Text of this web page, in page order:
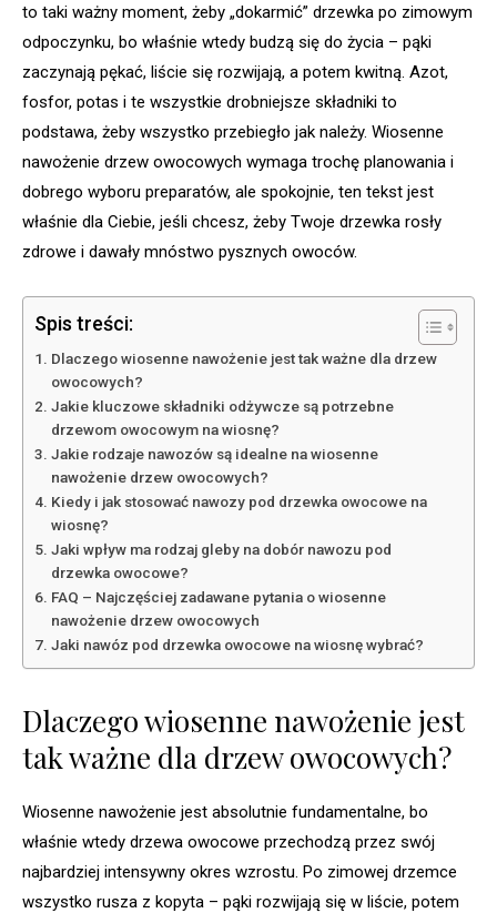
to taki ważny moment, żeby „dokarmić” drzewka po zimowym
odpoczynku, bo właśnie wtedy budzą się do życia – pąki
zaczynają pękać, liście się rozwijają, a potem kwitną. Azot,
fosfor, potas i te wszystkie drobniejsze składniki to
podstawa, żeby wszystko przebiegło jak należy. Wiosenne
nawożenie drzew owocowych wymaga trochę planowania i
dobrego wyboru preparatów, ale spokojnie, ten tekst jest
właśnie dla Ciebie, jeśli chcesz, żeby Twoje drzewka rosły
zdrowe i dawały mnóstwo pysznych owoców.
Spis treści:
Dlaczego wiosenne nawożenie jest tak ważne dla drzew
owocowych?
Jakie kluczowe składniki odżywcze są potrzebne
drzewom owocowym na wiosnę?
Jakie rodzaje nawozów są idealne na wiosenne
nawożenie drzew owocowych?
Kiedy i jak stosować nawozy pod drzewka owocowe na
wiosnę?
Jaki wpływ ma rodzaj gleby na dobór nawozu pod
drzewka owocowe?
FAQ – Najczęściej zadawane pytania o wiosenne
nawożenie drzew owocowych
Jaki nawóz pod drzewka owocowe na wiosnę wybrać?
Dlaczego wiosenne nawożenie jest
tak ważne dla drzew owocowych?
Wiosenne nawożenie jest absolutnie fundamentalne, bo
właśnie wtedy drzewa owocowe przechodzą przez swój
najbardziej intensywny okres wzrostu. Po zimowej drzemce
wszystko rusza z kopyta – pąki rozwijają się w liście, potem